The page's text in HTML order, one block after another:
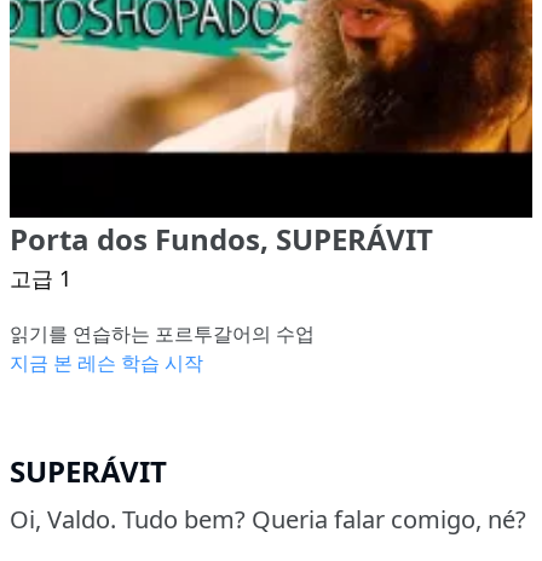
Porta dos Fundos, SUPERÁVIT
고급 1
읽기를 연습하는 포르투갈어의 수업
지금 본 레슨 학습 시작
SUPERÁVIT
Oi, Valdo. Tudo bem? Queria falar comigo, né?